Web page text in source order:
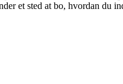
et sted at bo, hvordan du